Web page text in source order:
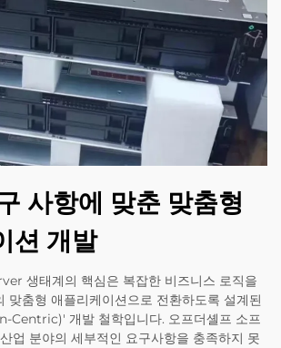
사항에 맞춘 맞춤형
션 개발
생태계의 핵심은 복잡한 비즈니스 로직을
맞춤형 애플리케이션으로 전환하도록 설계된
Centric)' 개발 철학입니다. 오프더셸프 소프
업 분야의 세부적인 요구사항을 충족하지 못